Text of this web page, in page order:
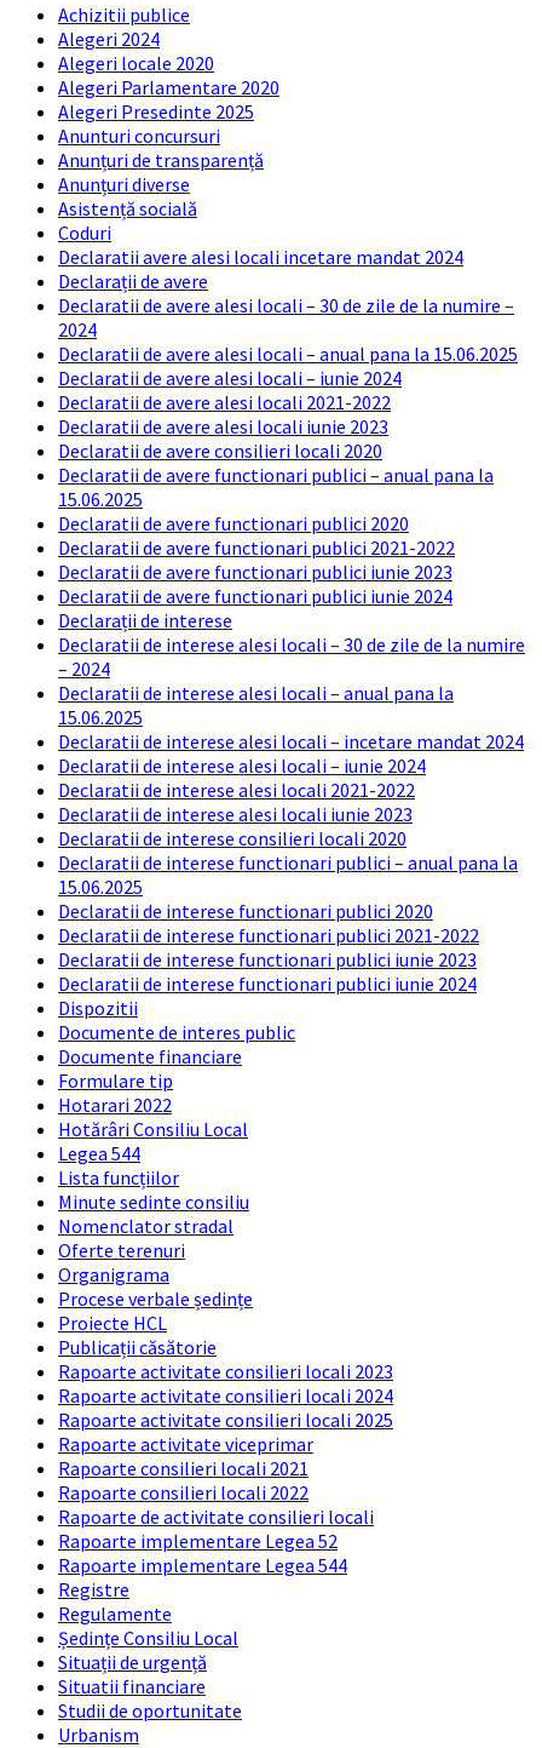
Achizitii publice
Alegeri 2024
Alegeri locale 2020
Alegeri Parlamentare 2020
Alegeri Presedinte 2025
Anunturi concursuri
Anunțuri de transparență
Anunțuri diverse
Asistență socială
Coduri
Declaratii avere alesi locali incetare mandat 2024
Declarații de avere
Declaratii de avere alesi locali – 30 de zile de la numire –
2024
Declaratii de avere alesi locali – anual pana la 15.06.2025
Declaratii de avere alesi locali – iunie 2024
Declaratii de avere alesi locali 2021-2022
Declaratii de avere alesi locali iunie 2023
Declaratii de avere consilieri locali 2020
Declaratii de avere functionari publici – anual pana la
15.06.2025
Declaratii de avere functionari publici 2020
Declaratii de avere functionari publici 2021-2022
Declaratii de avere functionari publici iunie 2023
Declaratii de avere functionari publici iunie 2024
Declarații de interese
Declaratii de interese alesi locali – 30 de zile de la numire
– 2024
Declaratii de interese alesi locali – anual pana la
15.06.2025
Declaratii de interese alesi locali – incetare mandat 2024
Declaratii de interese alesi locali – iunie 2024
Declaratii de interese alesi locali 2021-2022
Declaratii de interese alesi locali iunie 2023
Declaratii de interese consilieri locali 2020
Declaratii de interese functionari publici – anual pana la
15.06.2025
Declaratii de interese functionari publici 2020
Declaratii de interese functionari publici 2021-2022
Declaratii de interese functionari publici iunie 2023
Declaratii de interese functionari publici iunie 2024
Dispozitii
Documente de interes public
Documente financiare
Formulare tip
Hotarari 2022
Hotărâri Consiliu Local
Legea 544
Lista funcțiilor
Minute sedinte consiliu
Nomenclator stradal
Oferte terenuri
Organigrama
Procese verbale ședințe
Proiecte HCL
Publicații căsătorie
Rapoarte activitate consilieri locali 2023
Rapoarte activitate consilieri locali 2024
Rapoarte activitate consilieri locali 2025
Rapoarte activitate viceprimar
Rapoarte consilieri locali 2021
Rapoarte consilieri locali 2022
Rapoarte de activitate consilieri locali
Rapoarte implementare Legea 52
Rapoarte implementare Legea 544
Registre
Regulamente
Ședințe Consiliu Local
Situații de urgență
Situatii financiare
Studii de oportunitate
Urbanism